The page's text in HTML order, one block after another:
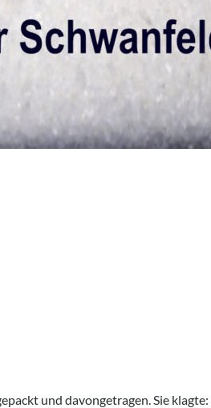
und davongetragen. Sie